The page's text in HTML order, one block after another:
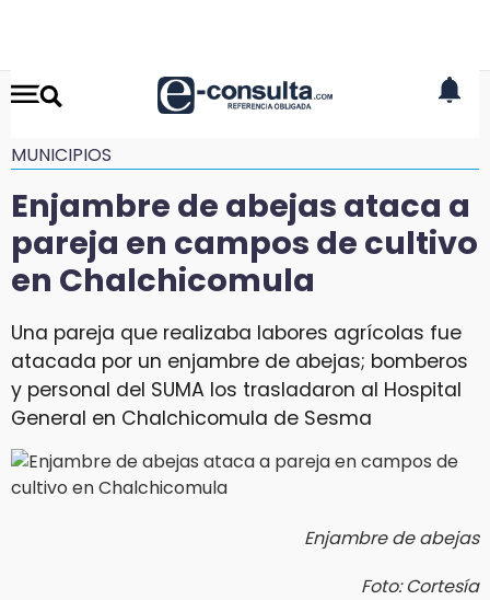
MUNICIPIOS
Enjambre de abejas ataca a
pareja en campos de cultivo
en Chalchicomula
Una pareja que realizaba labores agrícolas fue
atacada por un enjambre de abejas; bomberos
y personal del SUMA los trasladaron al Hospital
General en Chalchicomula de Sesma
Enjambre de abejas
Foto: Cortesía